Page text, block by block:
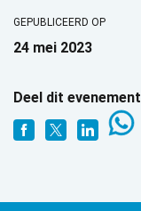
GEPUBLICEERD OP
24 mei 2023
Deel dit evenement